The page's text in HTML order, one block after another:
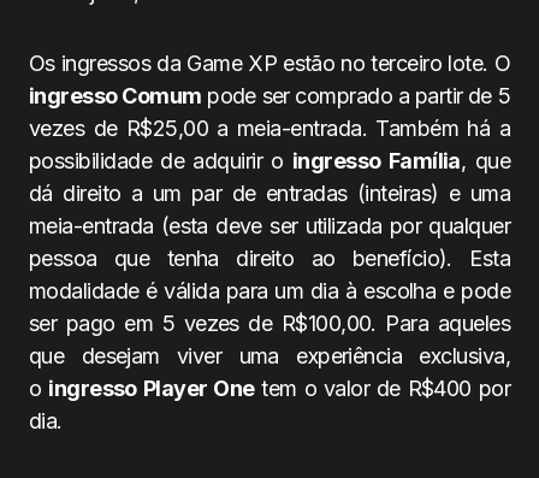
Os ingressos da Game XP estão no terceiro lote. O
ingresso Comum pode ser comprado a partir de 5
vezes de R$25,00 a meia-entrada. Também há a
possibilidade de adquirir o ingressoFamília, que
dá direito a um par de entradas (inteiras) e uma
meia-entrada (esta deve ser utilizada por qualquer
pessoa que tenha direito ao benefício). Esta
modalidade é válida para um dia à escolha e pode
ser pago em 5 vezes de R$100,00. Para aqueles
que desejam viver uma experiência exclusiva,
o ingressoPlayer Onetem o valor de R$400 por
dia.